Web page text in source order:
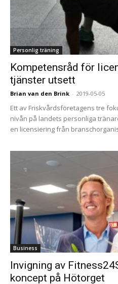
Personlig träning
Kompetensråd för
tjänster utsett
Brian van den Brink - 2019-05-05
Ett av Friskvårdsföretagens tre
nivån på landets personliga
en licensiering från
Business
Invigning av
koncept på Hötorget